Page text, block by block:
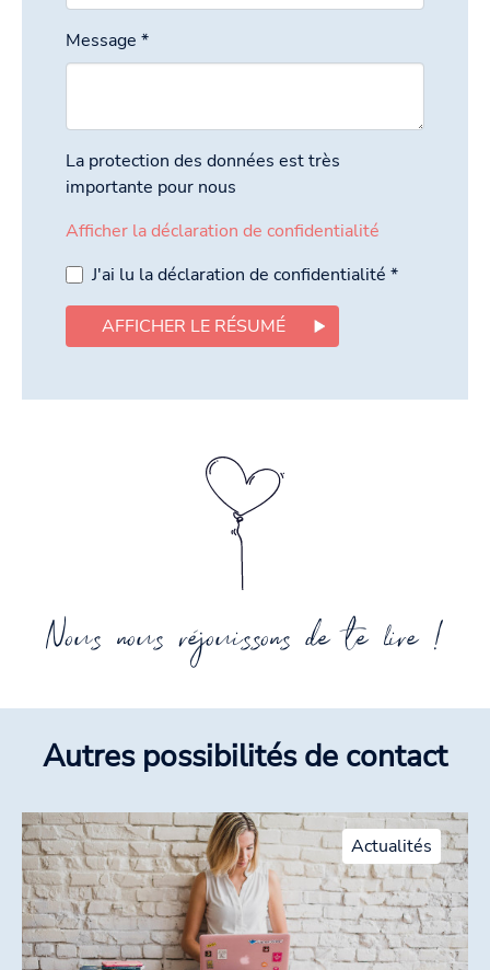
Message *
La protection des données est très
importante pour nous
Afficher la déclaration de confidentialité
J'ai lu la déclaration de confidentialité *
AFFICHER LE RÉSUMÉ
Nous nous réjouissons de te lire !
Autres possibilités de contact
Actualités